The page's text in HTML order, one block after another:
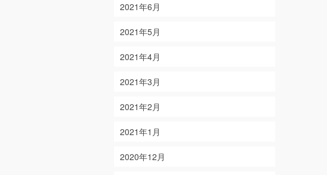
2021年6月
2021年5月
2021年4月
2021年3月
2021年2月
2021年1月
2020年12月